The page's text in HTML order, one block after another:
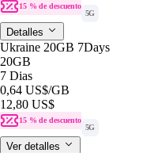
15 % de descuento
5G
Detalles
Ukraine 20GB 7Days
20GB
7 Dias
0,64 US$/GB
12,80 US$
15 % de descuento
5G
Ver detalles